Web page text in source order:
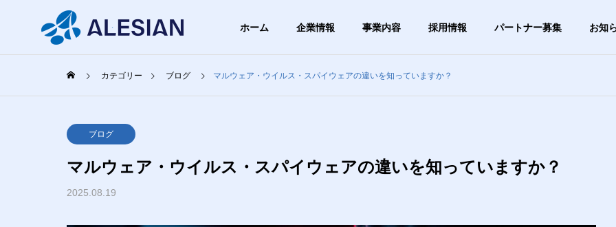
ホーム 企業情報 事業内容 採用情報 パートナー募集 お知
BLOG
ブログ
カテゴリー ブログ マルウェア・ウイルス・スパイウェアの違いを知っていますか？
ブログ
マルウェア・ウイルス・スパイウェアの違いを知っていますか？
2025.08.19